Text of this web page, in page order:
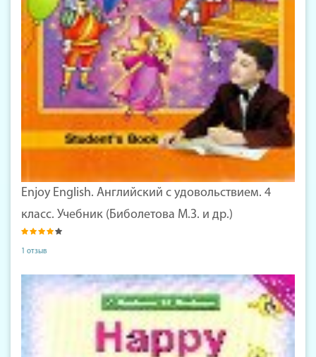
Enjoy English. Английский с удовольствием. 4
класс. Учебник (Биболетова М.З. и др.)
1 отзыв